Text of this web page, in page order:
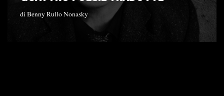
diBenny Rullo Nonasky